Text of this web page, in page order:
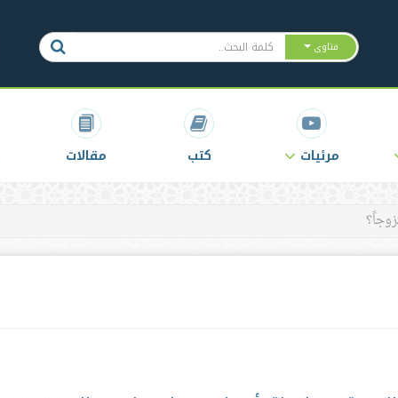
فتاوى
مرئيات كتب مقالات